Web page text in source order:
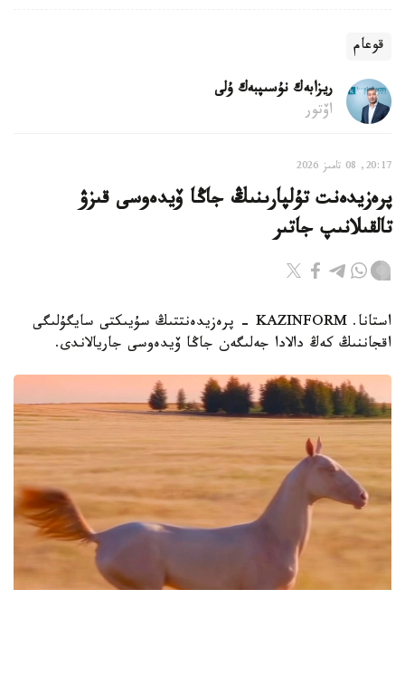
قوعام
ريزابەك نۇسىپبەك ۇلى
اۆتور
20:17, 08 تامىز 2026
پرەزيدەنت تۇلپارىنىڭ جاڭا ۆيدەوسى قىزۋ
تالقىلانىپ جاتىر
استانا. KAZINFORM - پرەزيدەنتتىڭ سۇيىكتى سايگۇلىگى
اقجاننىڭ كەڭ دالادا جەلىگەن جاڭا ۆيدەوسى جاريالاندى.